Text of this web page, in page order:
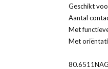
Geschikt
Aantal
Met
Met